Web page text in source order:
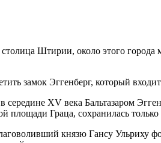
Штирии, около этого города
замок Эггенберг, который
XV века Бальтазаром
площади Граца, сохранилась
князю Гансу Ульриху